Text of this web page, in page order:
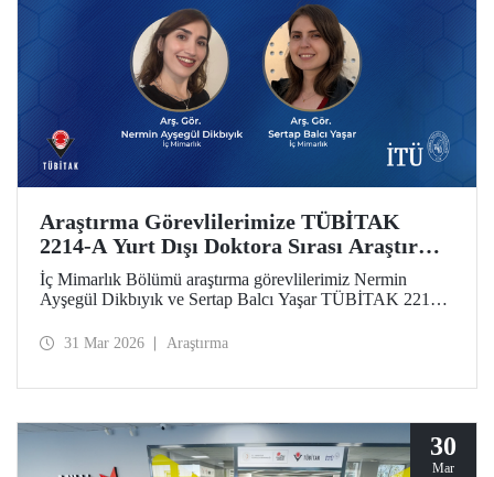
Araştırma Görevlilerimize TÜBİTAK
2214-A Yurt Dışı Doktora Sırası Araştırma
Bursu
İç Mimarlık Bölümü araştırma görevlilerimiz Nermin
Ayşegül Dikbıyık ve Sertap Balcı Yaşar TÜBİTAK 2214-
kazandılar.
31 Mar 2026 Araştırma
30
Mar